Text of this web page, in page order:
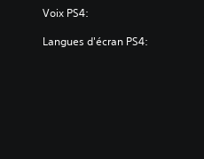
Voix PS4:
Langues d'écran PS4: